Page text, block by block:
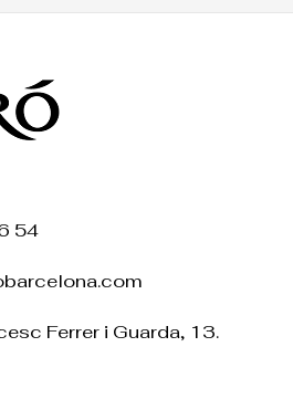
54
Ferrer i Guarda, 13.